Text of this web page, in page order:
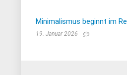
Minimalismus beginnt im
19. Januar 2026